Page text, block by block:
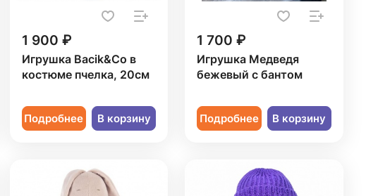
1 900 ₽
Игрушка Bacik&Co в
костюме пчелка, 20см
Подробнее В корзину
1 700 ₽
Игрушка Медведя
бежевый с бантом
Подробнее В корзину